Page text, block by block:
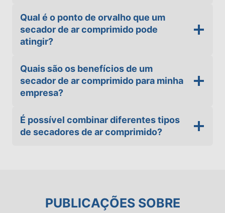
Qual é o ponto de orvalho que um
secador de ar comprimido pode
atingir?
Quais são os benefícios de um
secador de ar comprimido para minha
empresa?
É possível combinar diferentes tipos
de secadores de ar comprimido?
PUBLICAÇÕES SOBRE